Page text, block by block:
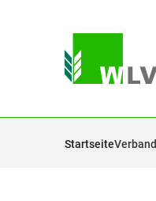
StartseiteVerband